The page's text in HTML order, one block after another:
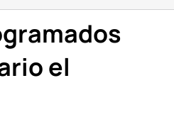
el